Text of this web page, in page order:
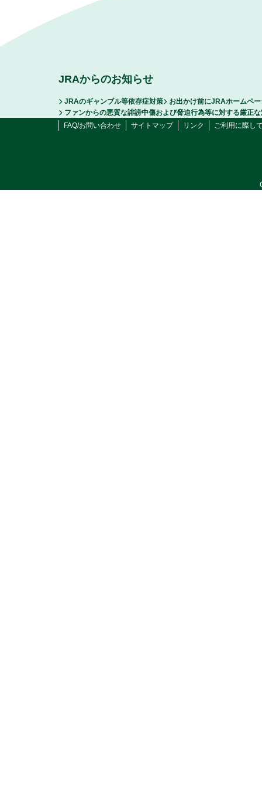
JRAからのお知らせ
JRAのギャンブル等依存症対策
お出かけ前にJRAホームペ
ファンからの悪質な誹謗中傷および脅迫行為等に対する厳正
FAQ/お問い合わせ
サイトマップ リンク ご利用に際し